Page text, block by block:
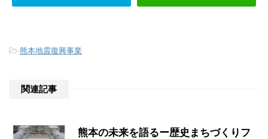
-熊本地震復興事業
関連記事
熊本の未来を語るー歴史まちづくりフ